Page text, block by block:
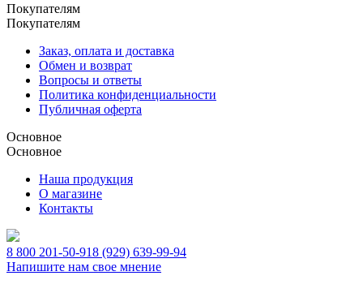
Покупателям
Покупателям
Заказ, оплата и доставка
Обмен и возврат
Вопросы и ответы
Политика конфиденциальности
Публичная оферта
Основное
Основное
Наша продукция
О магазине
Контакты
8 800 201-50-918 (929) 639-99-94
Напишите нам свое мнение